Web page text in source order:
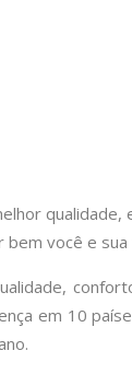
qualidade,
você e sua
em 10